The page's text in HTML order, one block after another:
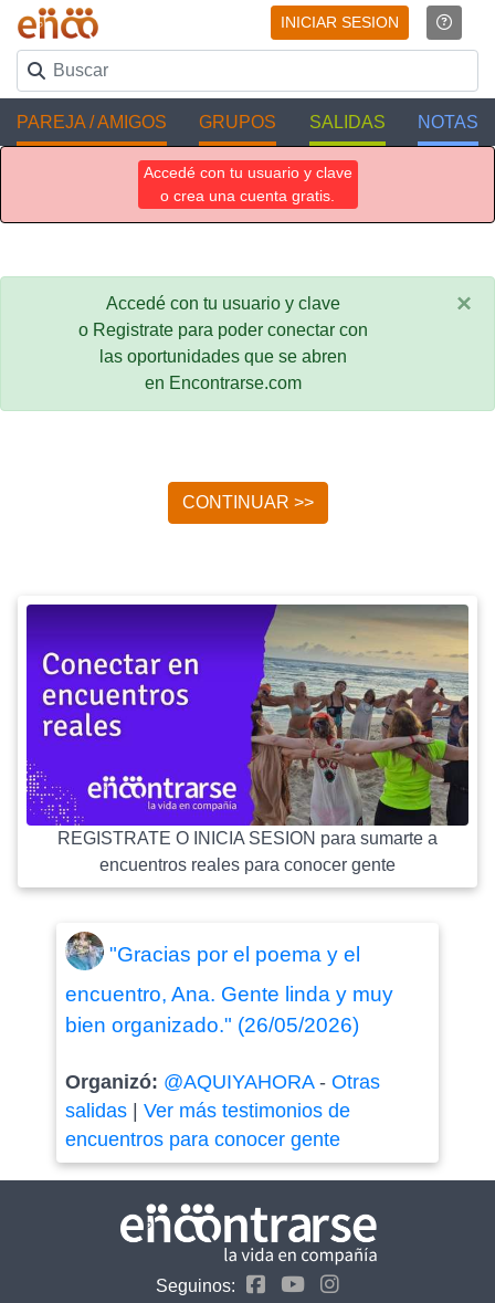
INICIAR SESION
PAREJA / AMIGOS GRUPOS SALIDAS NOTAS
Accedé con tu usuario y clave
o crea una cuenta gratis.
Accedé con tu usuario y clave
o Registrate para poder conectar con
las oportunidades que se abren
en Encontrarse.com
×
CONTINUAR >>
REGISTRATE O INICIA SESION para sumarte a
encuentros reales para conocer gente
"Gracias por el poema y el
encuentro, Ana. Gente linda y muy
bien organizado." (26/05/2026)
Organizó: @AQUIYAHORA- Otras
salidas| Ver más testimonios de
encuentros para conocer gente
Seguinos: